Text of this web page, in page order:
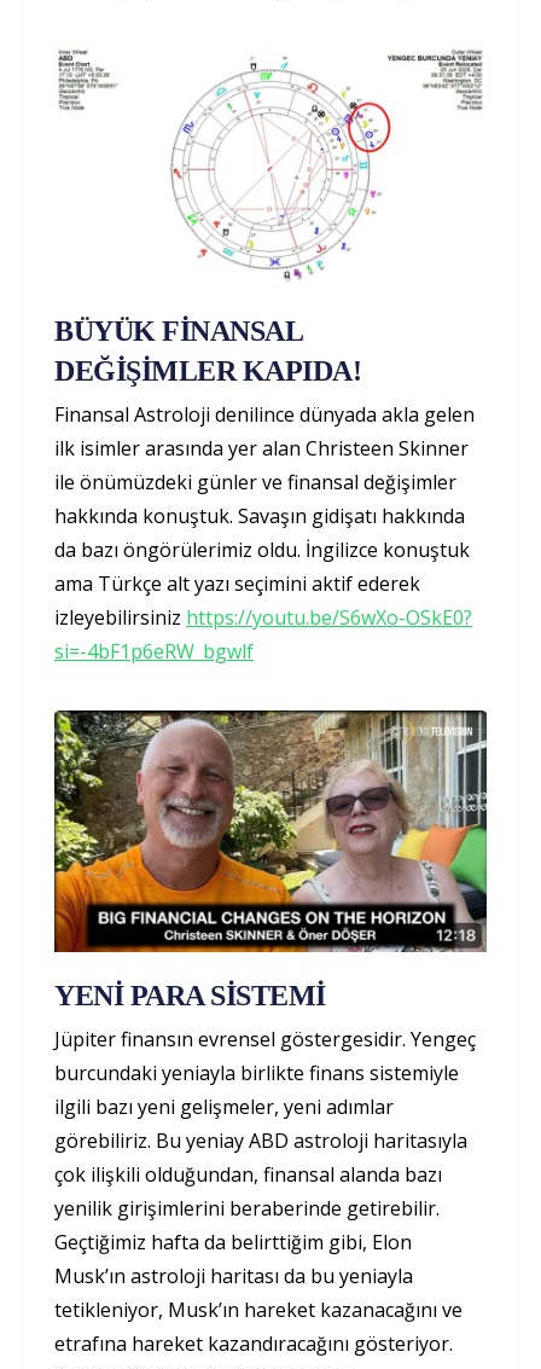
BÜYÜK FİNANSAL
DEĞİŞİMLER KAPIDA!
Finansal Astroloji denilince dünyada akla gelen
ilk isimler arasında yer alan Christeen Skinner
ile önümüzdeki günler ve finansal değişimler
hakkında konuştuk. Savaşın gidişatı hakkında
da bazı öngörülerimiz oldu. İngilizce konuştuk
ama Türkçe alt yazı seçimini aktif ederek
izleyebilirsiniz https://youtu.be/S6wXo-OSkE0?
si=-4bF1p6eRW_bgwlf
YENİ PARA SİSTEMİ
Jüpiter finansın evrensel göstergesidir. Yengeç
burcundaki yeniayla birlikte finans sistemiyle
ilgili bazı yeni gelişmeler, yeni adımlar
görebiliriz. Bu yeniay ABD astroloji haritasıyla
çok ilişkili olduğundan, finansal alanda bazı
yenilik girişimlerini beraberinde getirebilir.
Geçtiğimiz hafta da belirttiğim gibi, Elon
Musk’ın astroloji haritası da bu yeniayla
tetikleniyor, Musk’ın hareket kazanacağını ve
etrafına hareket kazandıracağını gösteriyor.